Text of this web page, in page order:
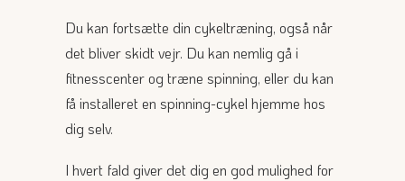
Du kan fortsætte din cykeltræning, også når
det bliver skidt vejr. Du kan nemlig gå i
fitnesscenter og træne spinning, eller du kan
få installeret en spinning-cykel hjemme hos
dig selv.
I hvert fald giver det dig en god mulighed for